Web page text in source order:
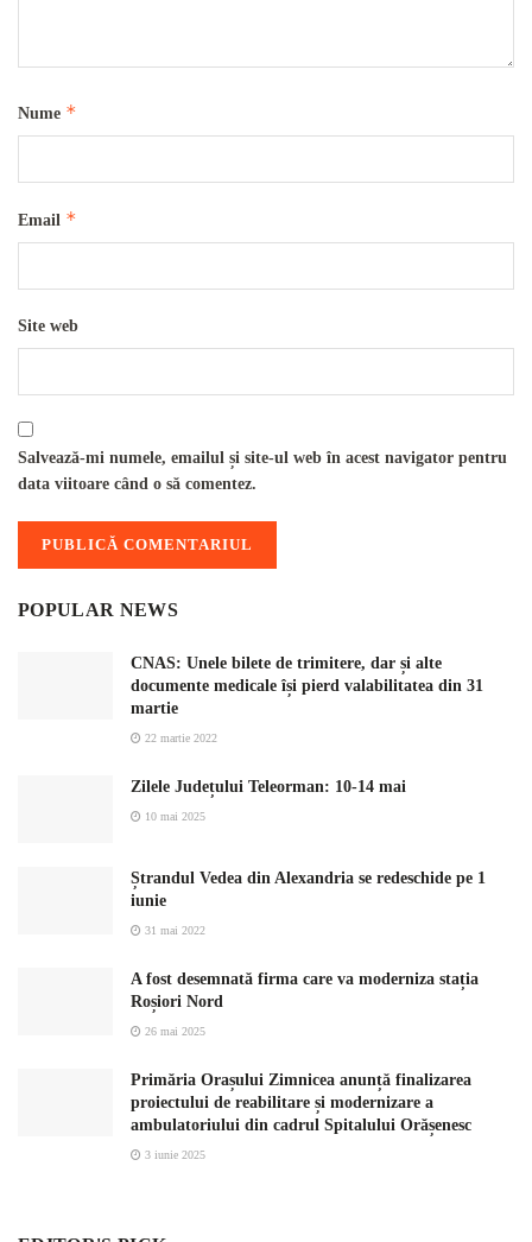
Nume *
Email *
Site web
Salvează-mi numele, emailul și site-ul web în acest navigator pentru
data viitoare când o să comentez.
POPULAR NEWS
CNAS: Unele bilete de trimitere, dar și alte
documente medicale își pierd valabilitatea din 31
martie
22 martie 2022
Zilele Județului Teleorman: 10-14 mai
10 mai 2025
Ștrandul Vedea din Alexandria se redeschide pe 1
iunie
31 mai 2022
A fost desemnată firma care va moderniza stația
Roșiori Nord
26 mai 2025
Primăria Orașului Zimnicea anunță finalizarea
proiectului de reabilitare și modernizare a
ambulatoriului din cadrul Spitalului Orășenesc
3 iunie 2025